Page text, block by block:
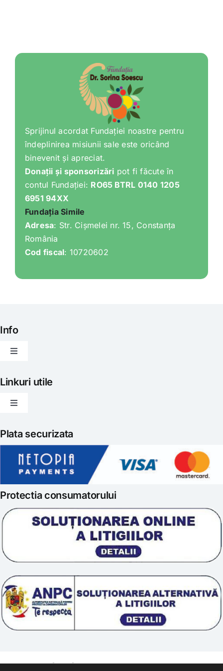
Clubul Iubim Fructele
Sprijinul acordat Fundației noastre pentru
îndeplinirea misiunii sale este oricând
binevenit și apreciat.
Donații și sponsorizări pot fi făcute în
contul Fundației: RO65 BTRL 0140 1205
6951 94XX
Fundația Simile
Adresa: Str. Cișmelei nr. 15, Constanța
România
Cod fiscal: 10720602
Info
Toggle
Articole
Gatit creativ
Iubim fructele
Scoala „Sanatate 5D”
Tratamente naturale
Linkuri utile
Toggle
Politica de livrare
Politica de retur
Prelucrarea datelor
Termeni si conditii
Politica cookie
Plata securizata
Protectia consumatorului
© 2011 – [year] Fundatia Simile. Toate drepturile